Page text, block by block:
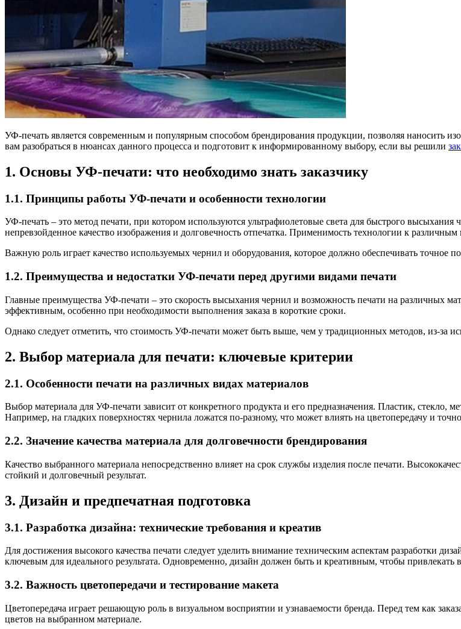
УФ-печать является современным и популярным способом брендирования продукции, позволяя наносить
вам разобраться в нюансах данного процесса и подготовит к информированному выбору, если вы решили
1. Основы УФ-печати: что необходимо знать заказчику
1.1. Принципы работы УФ-печати и особенности технологии
УФ-печать – это метод печати, при котором используются ультрафиолетовые света для быстрого
непревзойденное качество изображения и долговечность отпечатка. Применимость технологии к
Важную роль играет качество используемых чернил и оборудования, которое должно обеспечивать точное
1.2. Преимущества и недостатки УФ-печати перед другими видами печати
Главные преимущества УФ-печати – это скорость высыхания чернил и возможность печати на различных
эффективным, особенно при необходимости выполнения заказа в короткие сроки.
Однако следует отметить, что стоимость УФ-печати может быть выше, чем у традиционных методов, из-за
2. Выбор материала для печати: ключевые критерии
2.1. Особенности печати на различных видах материалов
Выбор материала для УФ-печати зависит от конкретного продукта и его предназначения. Пластик, стекло,
Например, на гладких поверхностях чернила ложатся по-разному, что может влиять на цветопередачу и
2.2. Значение качества материала для долговечности брендирования
Качество выбранного материала непосредственно влияет на срок службы изделия после печати.
стойкий и долговечный результат.
3. Дизайн и предпечатная подготовка
3.1. Разработка дизайна: технические требования и креатив
Для достижения высокого качества печати следует уделить внимание техническим аспектам разработки
ключевым для идеального результата. Одновременно, дизайн должен быть и креативным, чтобы привлекать
3.2. Важность цветопередачи и тестирование макета
Цветопередача играет решающую роль в визуальном восприятии и узнаваемости бренда. Перед тем как
цветов на выбранном материале.